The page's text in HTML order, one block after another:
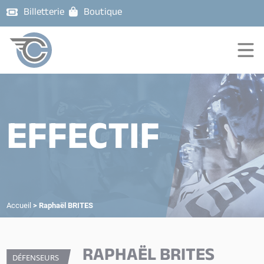
Billetterie Boutique
EFFECTIF
Accueil > Raphaël BRITES
DÉFENSEURS RAPHAËL BRITES